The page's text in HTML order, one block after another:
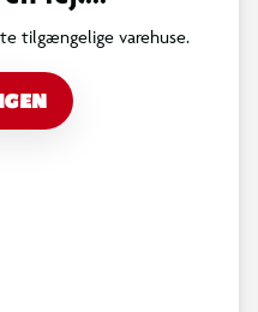
tilgængelige varehuse.